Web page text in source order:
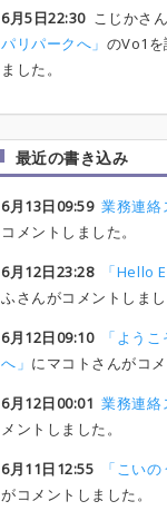
6月5日22:30こじかさ
パリパークへ」 のVo1
ました。
最近の書き込み
6月13日09:59 業務連絡
コメントしました。
6月12日23:28
「Hello
ふさんがコメントしまし
6月12日09:10
「よう
へ」 にマコトさんがコ
6月12日00:01 業務連絡
メントしました。
6月11日12:55
「こいの
がコメントしました。